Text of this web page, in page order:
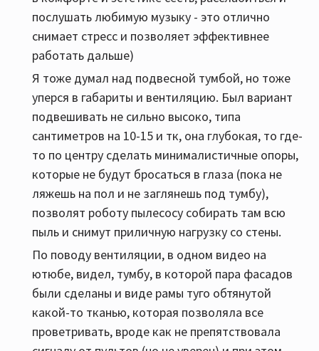
послушать любимую музыку - это отлично
снимает стресс и позволяет эффективнее
работать дальше)
Я тоже думал над подвесной тумбой, но тоже
уперся в габариты и вентиляцию. Был вариант
подвешивать не сильно высоко, типа
сантиметров на 10-15 и тк, она глубокая, то где-
то по центру сделать минималистичные опоры,
которые не будут бросаться в глаза (пока не
ляжешь на пол и не заглянешь под тумбу),
позволят роботу пылесосу собирать там всю
пыль и снимут приличную нагрузку со стены.
По поводу вентиляции, в одном видео на
ютюбе, видел, тумбу, в которой пара фасадов
были сделаны и виде рамы туго обтянутой
какой-то тканью, которая позволяла все
проветривать, вроде как не препятствовала